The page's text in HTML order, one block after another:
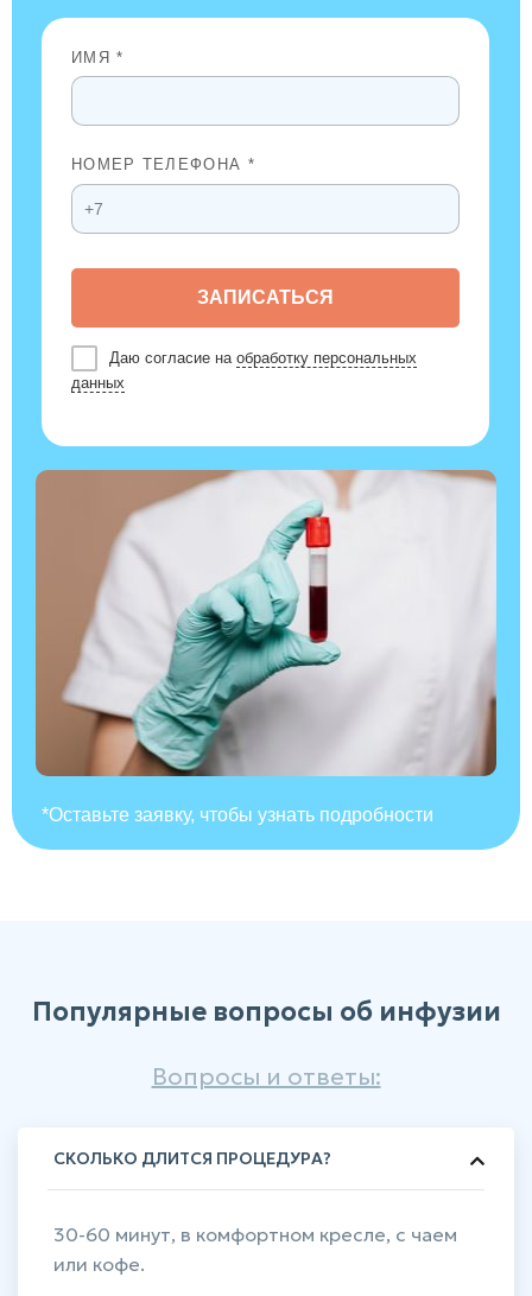
ИМЯ *
НОМЕР ТЕЛЕФОНА *
ЗАПИСАТЬСЯ
Даю согласие на обработку персональных
данных
*Оставьте заявку, чтобы узнать подробности
Популярные вопросы об инфузии
Вопросы и ответы:
СКОЛЬКО ДЛИТСЯ ПРОЦЕДУРА?
30-60 минут, в комфортном кресле, с чаем
или кофе.